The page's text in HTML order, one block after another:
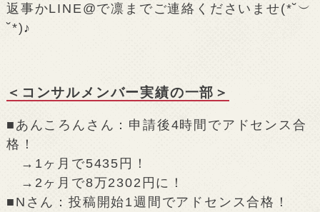
返事かLINE@で凛までご連絡くださいませ(*˘︶
˘*)♪
＜コンサルメンバー実績の一部＞
■あんころんさん：申請後4時間でアドセンス合
格！
→1ヶ月で5435円！
→2ヶ月で8万2302円に！
■Nさん：投稿開始1週間でアドセンス合格！